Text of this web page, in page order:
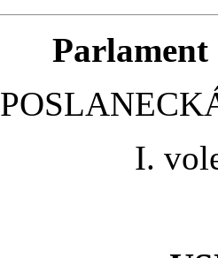
Parlament
I.